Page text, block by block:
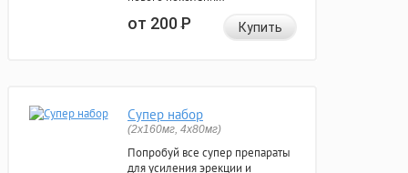
от 200Р Купить
Супер набор
(2х160мг, 4х80мг)
Попробуй все супер препараты
для усиления эрекции и